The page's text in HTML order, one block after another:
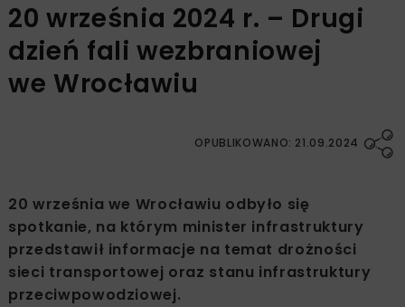
20 września 2024 r. – Drugi
dzień fali wezbraniowej
we Wrocławiu
OPUBLIKOWANO: 21.09.2024
20 września we Wrocławiu odbyło się
spotkanie, na którym minister infrastruktury
przedstawił informacje na temat drożności
sieci transportowej oraz stanu infrastruktury
przeciwpowodziowej.